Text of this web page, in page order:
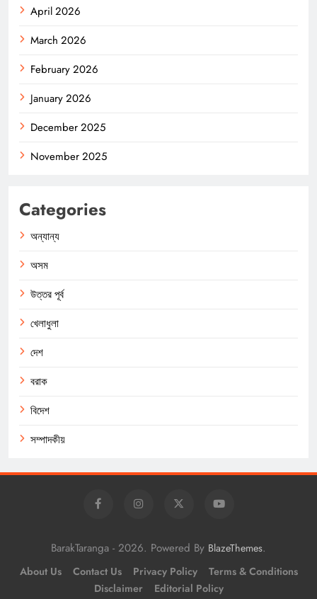
April 2026
March 2026
February 2026
January 2026
December 2025
November 2025
Categories
অন্যান্য
অসম
উত্তর পূর্ব
খেলাধুলা
দেশ
বরাক
বিদেশ
সম্পাদকীয়
BarakTaranga - 2026. Powered By BlazeThemes.
About Us Contact Us Privacy Policy
Terms & Conditions
Disclaimer
Editorial Policy